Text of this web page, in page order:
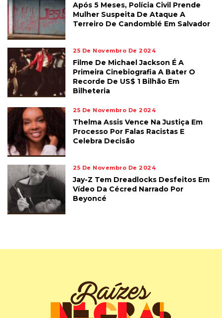
Após 5 Meses, Polícia Civil Prende
Mulher Suspeita De Ataque A
Terreiro De Candomblé Em Salvador
25 De Novembro De 2024
Filme De Michael Jackson É A
Primeira Cinebiografia A Bater O
Recorde De US$ 1 Bilhão Em
Bilheteria
25 De Novembro De 2024
Thelma Assis Vence Na Justiça Em
Processo Por Falas Racistas E
Celebra Decisão
25 De Novembro De 2024
Jay-Z Tem Dreadlocks Desfeitos Em
Vídeo Da Cécred Narrado Por
Beyoncé